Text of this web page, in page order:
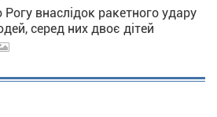
Рогу внаслідок ракетного удару
серед них двоє дітей